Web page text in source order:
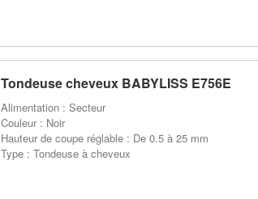
Tondeuse cheveux BABYLISS E756E
Alimentation : Secteur
Couleur : Noir
Hauteur de coupe réglable : De 0.5 à 25 mm
Type : Tondeuse à cheveux